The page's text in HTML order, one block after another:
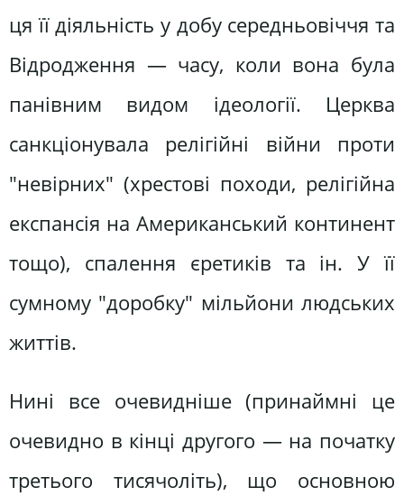
ця її діяльність у добу середньовіччя та
Відродження — часу, коли вона була
панівним видом ідеології. Церква
санкціонувала релігійні війни проти
"невірних" (хрестові походи, релігійна
експансія на Американський континент
тощо), спалення єретиків та ін. У її
сумному "доробку" мільйони людських
життів.
Нині все очевидніше (принаймні це
очевидно в кінці другого — на початку
третього тисячоліть), що основною